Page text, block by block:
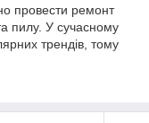
провести ремонт
пилу. У сучасному
трендів, тому
фактурну поверхню